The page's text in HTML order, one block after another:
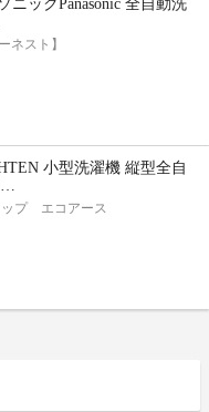
ニックPanasonic 全自動洗
ネスト】
小型洗濯機 縦型全自
ップ エコアース